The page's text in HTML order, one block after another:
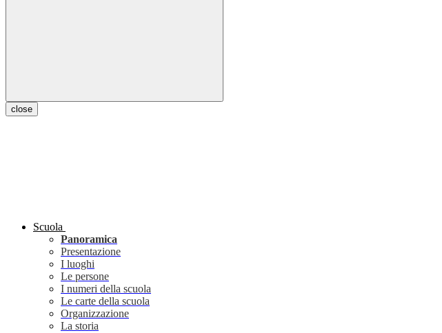
close
Scuola
Panoramica
Presentazione
I luoghi
Le persone
I numeri della scuola
Le carte della scuola
Organizzazione
La storia